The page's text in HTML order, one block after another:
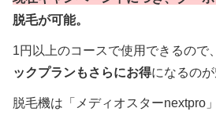
脱毛が可能。
1円以上のコースで使用できるので、
ックプランもさらにお得になるのが
脱毛機は「メディオスターnextpro